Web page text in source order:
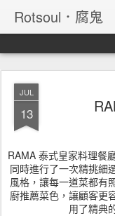
Rotsoul．腐鬼
JUL
13
RAMA 泰式皇家料理餐
同時進行了一次精挑細
風格，讓每一道菜都有
廚推薦菜色，讓顧客更
用了精典